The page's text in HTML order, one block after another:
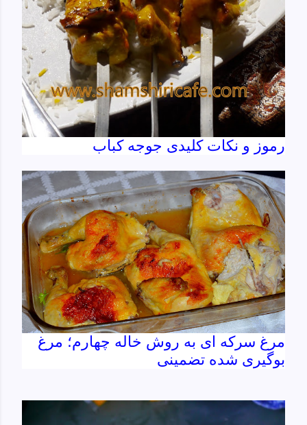
رموز و نکات کلیدی جوجه کباب
مرغ سرکه ای به روش خاله چهارم؛ مرغ
بوگیری شده تضمینی